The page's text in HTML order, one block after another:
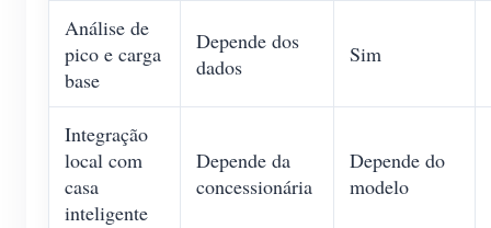
Análise de
pico e carga
base
Depende dos
dados
Sim
Integração
local com
casa
inteligente
Depende da
concessionária
Depende do
modelo